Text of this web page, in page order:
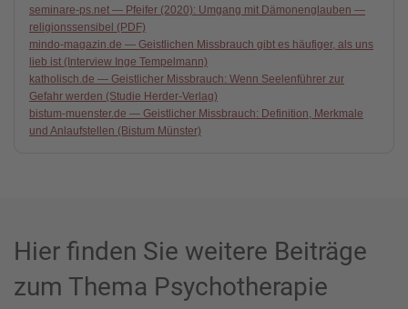
seminare-ps.net — Pfeifer (2020): Umgang mit Dämonenglauben —
religionssensibel (PDF)
mindo-magazin.de — Geistlichen Missbrauch gibt es häufiger, als uns
lieb ist (Interview Inge Tempelmann)
katholisch.de — Geistlicher Missbrauch: Wenn Seelenführer zur
Gefahr werden (Studie Herder-Verlag)
bistum-muenster.de — Geistlicher Missbrauch: Definition, Merkmale
und Anlaufstellen (Bistum Münster)
Hier finden Sie weitere Beiträge
zum Thema Psychotherapie